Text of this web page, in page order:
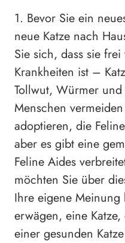
1. Bevor Sie ein
neue Katze nach
Sie sich, dass sie
Krankheiten ist –
Tollwut, Würmer
Menschen
adoptieren, die
aber es gibt eine
Feline Aides
möchten Sie über
Ihre eigene
erwägen, eine
einer gesunden